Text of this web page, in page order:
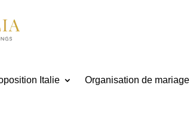
Italie Organisation de mariage